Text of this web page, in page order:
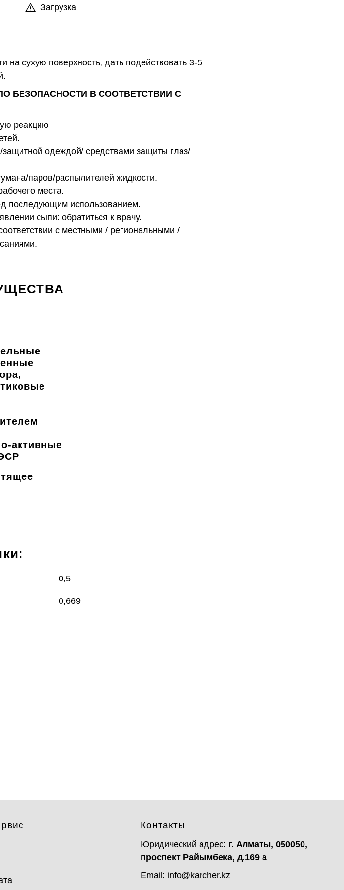
Загрузка
сухую поверхность, дать подействовать 3-5
БЕЗОПАСНОСТИ В СООТВЕТСТВИИ С
реакцию
одеждой/ средствами защиты глаз/
паров/распылителей жидкости.
места.
последующим использованием.
сыпи: обратиться к врачу.
с местными / региональными /
активные
0,5
0,669
Контакты
Юридический адрес: г. Алматы, 050050,
проспект Райымбека, д.169 а
Email: info@karcher.kz